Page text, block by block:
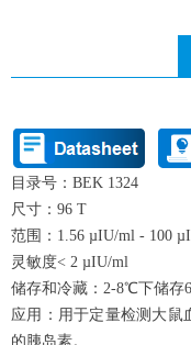
目录号：BEK 1324
尺寸：96 T
范围：1.56 µIU/ml - 100
灵敏度< 2 µIU/ml
储存和冷藏：2-8℃下储存
应用：用于定量检测大鼠
的胰岛素。